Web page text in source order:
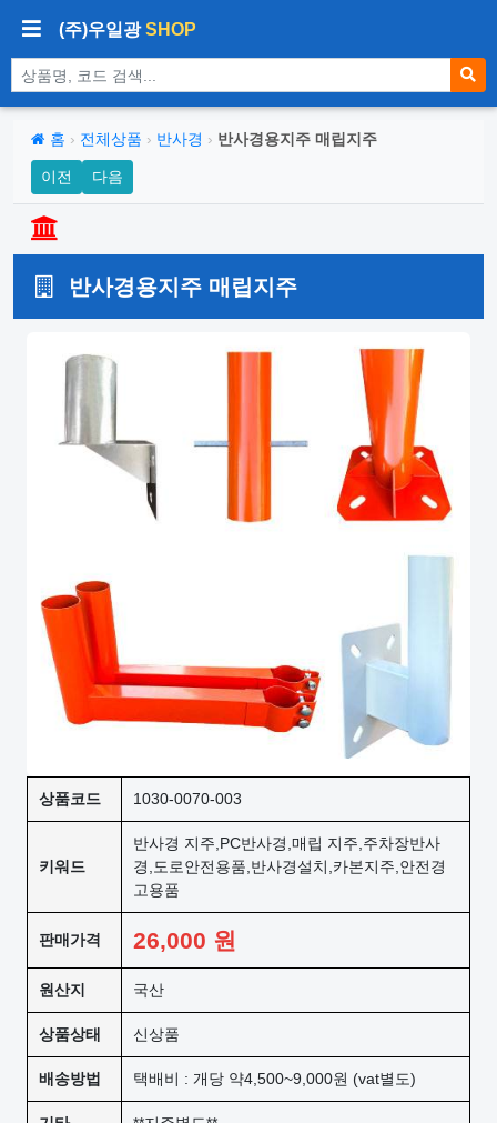
(주)우일광SHOP
상품 검색
홈 › 전체상품 › 반사경 › 반사경용지주 매립지주
이전 다음
반사경용지주 매립지주
상품코드 1030-0070-003
키워드
반사경 지주,PC반사경,매립 지주,주차장반사
경,도로안전용품,반사경설치,카본지주,안전경
고용품
판매가격 26,000 원
원산지 국산
상품상태 신상품
배송방법 택배비 : 개당 약4,500~9,000원 (vat별도)